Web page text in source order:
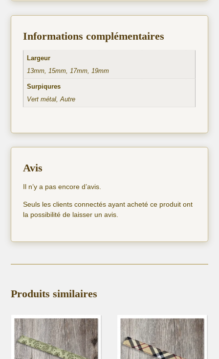
Informations complémentaires
Largeur
13mm, 15mm, 17mm, 19mm
Surpiqures
Vert métal, Autre
Avis
Il n’y a pas encore d’avis.
Seuls les clients connectés ayant acheté ce produit ont
la possibilité de laisser un avis.
Produits similaires